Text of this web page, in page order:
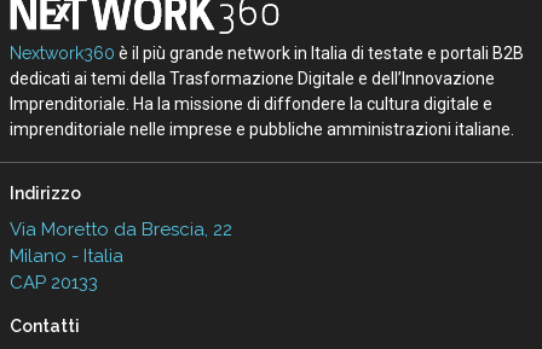
Nextwork360 è il più grande network in Italia di testate e portali B2B
dedicati ai temi della Trasformazione Digitale e dell’Innovazione
Imprenditoriale. Ha la missione di diffondere la cultura digitale e
imprenditoriale nelle imprese e pubbliche amministrazioni italiane.
Indirizzo
Via Moretto da Brescia, 22
Milano - Italia
CAP 20133
Contatti